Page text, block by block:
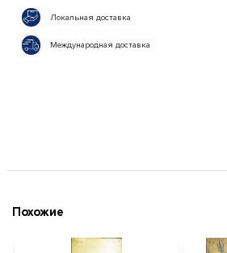
Локальная доставка
Международная доставка
Похожие